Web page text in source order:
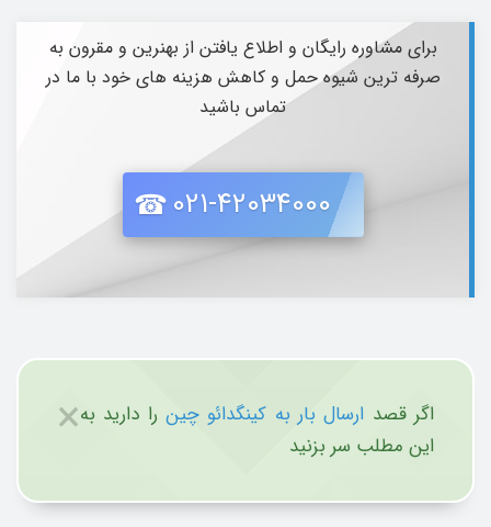
برای مشاوره رایگان و اطلاع یافتن از بهنرین و مقرون به
صرفه ترین شیوه حمل و کاهش هزینه های خود با ما در
تماس باشید
021-42034000
× اگر قصد ارسال بار به کینگدائو چین را دارید به
این مطلب سر بزنید